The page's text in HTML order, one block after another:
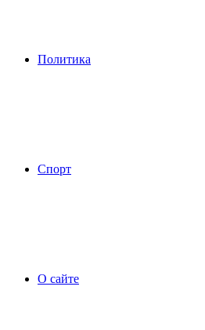
Политика
Спорт
О сайте